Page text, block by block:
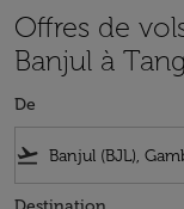
Offres de
Banjul à
De
flight_takeoff